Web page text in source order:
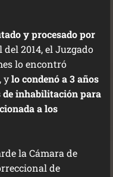
y procesado por
del 2014, el Juzgado
lo encontró
ylo condenó a 3 años
de inhabilitación para
a los
la Cámara de
de